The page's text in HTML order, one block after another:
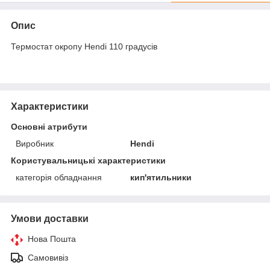
Опис
Термостат окропу Hendi 110 градусів
Характеристики
Основні атрибути
Виробник
Hendi
Користувальницькі характеристики
категорія обладнання
кип'ятильники
Умови доставки
Нова Пошта
Самовивіз